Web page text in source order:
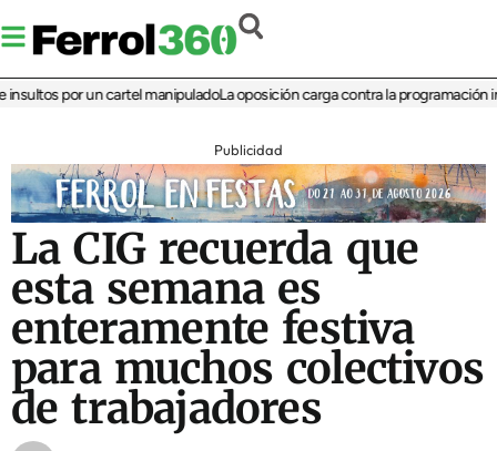
por un cartel manipuladoLa oposición carga contra la programación
Publicidad
La CIG recuerda que
esta semana es
enteramente festiva
para muchos colectivos
de trabajadores